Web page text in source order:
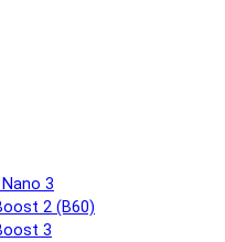
3
2 (B60)
3